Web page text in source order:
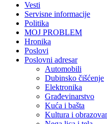
Vesti
Servisne informacije
Politika
MOJ PROBLEM
Hronika
Poslovi
Poslovni adresar
Automobili
Dubinsko čišćenje
Elektronika
Građevinarstvo
Kuća i bašta
Kultura i